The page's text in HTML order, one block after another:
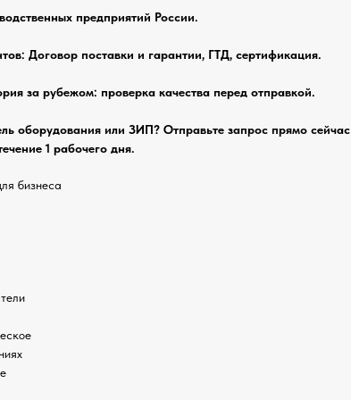
предприятий России.
Договор поставки и гарантии, ГТД, сертификация.
за рубежом: проверка качества перед отправкой.
оборудования или ЗИП? Отправьте запрос прямо сейчас
1 рабочего дня.
бизнеса